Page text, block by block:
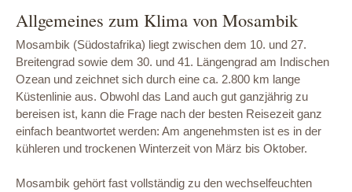
Allgemeines zum Klima von Mosambik
Mosambik (Südostafrika) liegt zwischen dem 10. und 27.
Breitengrad sowie dem 30. und 41. Längengrad am Indischen
Ozean und zeichnet sich durch eine ca. 2.800 km lange
Küstenlinie aus. Obwohl das Land auch gut ganzjährig zu
bereisen ist, kann die Frage nach der besten Reisezeit ganz
einfach beantwortet werden: Am angenehmsten ist es in der
kühleren und trockenen Winterzeit von März bis Oktober.
Mosambik gehört fast vollständig zu den wechselfeuchten